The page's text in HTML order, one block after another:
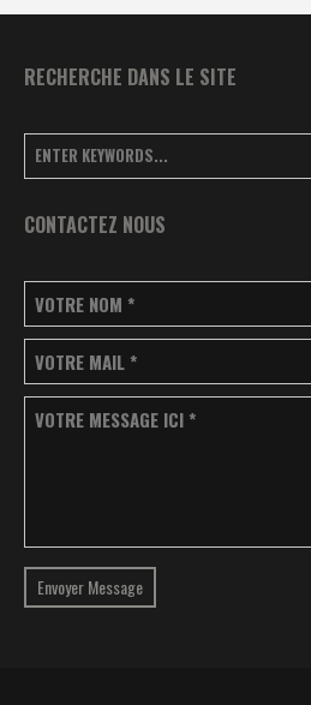
RECHERCHE DANS LE SITE
CONTACTEZ NOUS
VOTRE NOM *
VOTRE MAIL *
VOTRE MESSAGE ICI *
Envoyer Message